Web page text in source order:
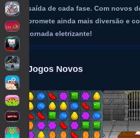
saída de cada fase. Com novos
promete ainda mais diversão e
jornada eletrizante!
Jogos Novos